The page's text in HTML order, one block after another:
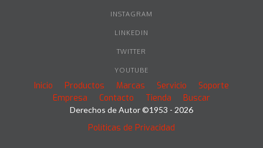
INSTAGRAM
LINKEDIN
TWITTER
YOUTUBE
Inicio Productos Marcas Servicio
Soporte
Empresa
Contacto Tienda Buscar
Derechos de Autor ©1953 - 2026
Políticas de Privacidad